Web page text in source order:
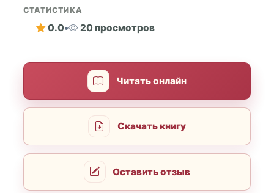
СТАТИСТИКА
0.0• 20 просмотров
Читать онлайн
Скачать книгу
Оставить отзыв